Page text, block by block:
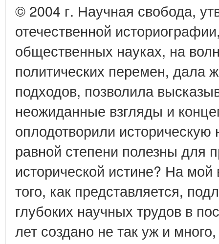
© 2004 г. Научная свобода,
отечественной
общественных науках, на
политических перемен, дала
подходов, позволила
неожиданные взгляды и
оплодотворили историческую
равной степени полезны для
исторической истине? На
того, как представляется,
глубоких научных трудов в
лет создано не так уж и